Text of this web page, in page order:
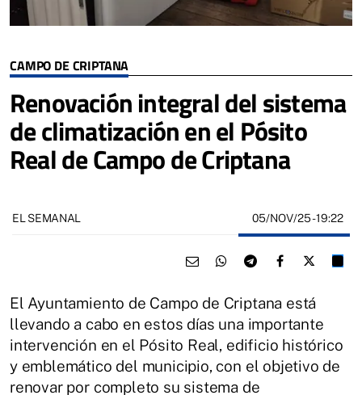
CAMPO DE CRIPTANA
Renovación integral del sistema
de climatización en el Pósito
Real de Campo de Criptana
EL SEMANAL 05/NOV/25- 19:22
El Ayuntamiento de Campo de Criptana está
llevando a cabo en estos días una importante
intervención en el Pósito Real, edificio histórico
y emblemático del municipio, con el objetivo de
renovar por completo su sistema de